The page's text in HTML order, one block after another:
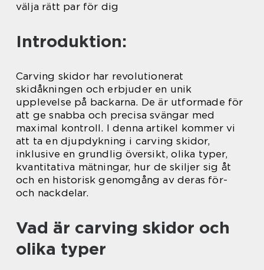
välja rätt par för dig
Introduktion:
Carving skidor har revolutionerat
skidåkningen och erbjuder en unik
upplevelse på backarna. De är utformade för
att ge snabba och precisa svängar med
maximal kontroll. I denna artikel kommer vi
att ta en djupdykning i carving skidor,
inklusive en grundlig översikt, olika typer,
kvantitativa mätningar, hur de skiljer sig åt
och en historisk genomgång av deras för-
och nackdelar.
Vad är carving skidor och
olika typer